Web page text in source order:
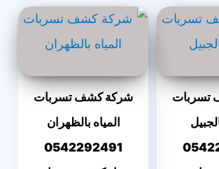
تسربات
شركة كشف تسربات
المياه بالظهران
0542292491